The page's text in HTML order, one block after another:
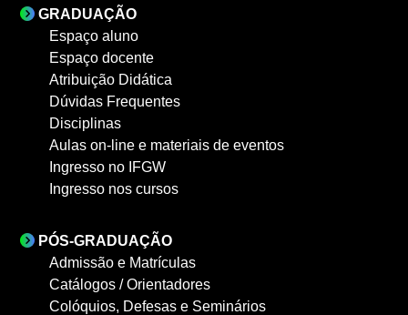
GRADUAÇÃO
Espaço aluno
Espaço docente
Atribuição Didática
Dúvidas Frequentes
Disciplinas
Aulas on-line e materiais de eventos
Ingresso no IFGW
Ingresso nos cursos
PÓS-GRADUAÇÃO
Admissão e Matrículas
Catálogos / Orientadores
Colóquios, Defesas e Seminários